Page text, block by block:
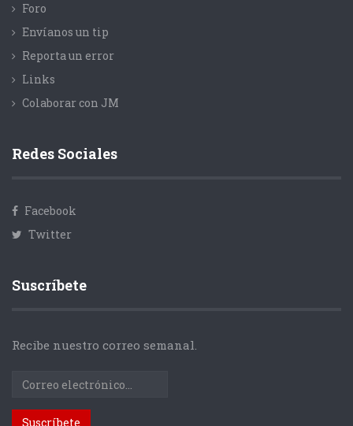
Foro
Envíanos un tip
Reporta un error
Links
Colaborar con JM
Redes Sociales
Facebook
Twitter
Suscríbete
Recibe nuestro correo semanal.